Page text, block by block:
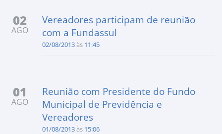
02
AGO
Vereadores participam de reunião
com a Fundassul
02/08/2013às 11:45
01
AGO
Reunião com Presidente do Fundo
Municipal de Previdência e
Vereadores
01/08/2013às 15:06